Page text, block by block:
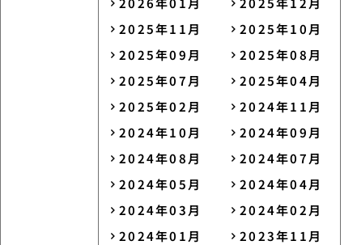
2025年11月
2025年10月
2025年09月
2025年08月
2025年07月
2025年04月
2025年02月
2024年11月
2024年10月
2024年09月
2024年08月
2024年07月
2024年05月
2024年04月
2024年03月
2024年02月
2024年01月
2023年11月